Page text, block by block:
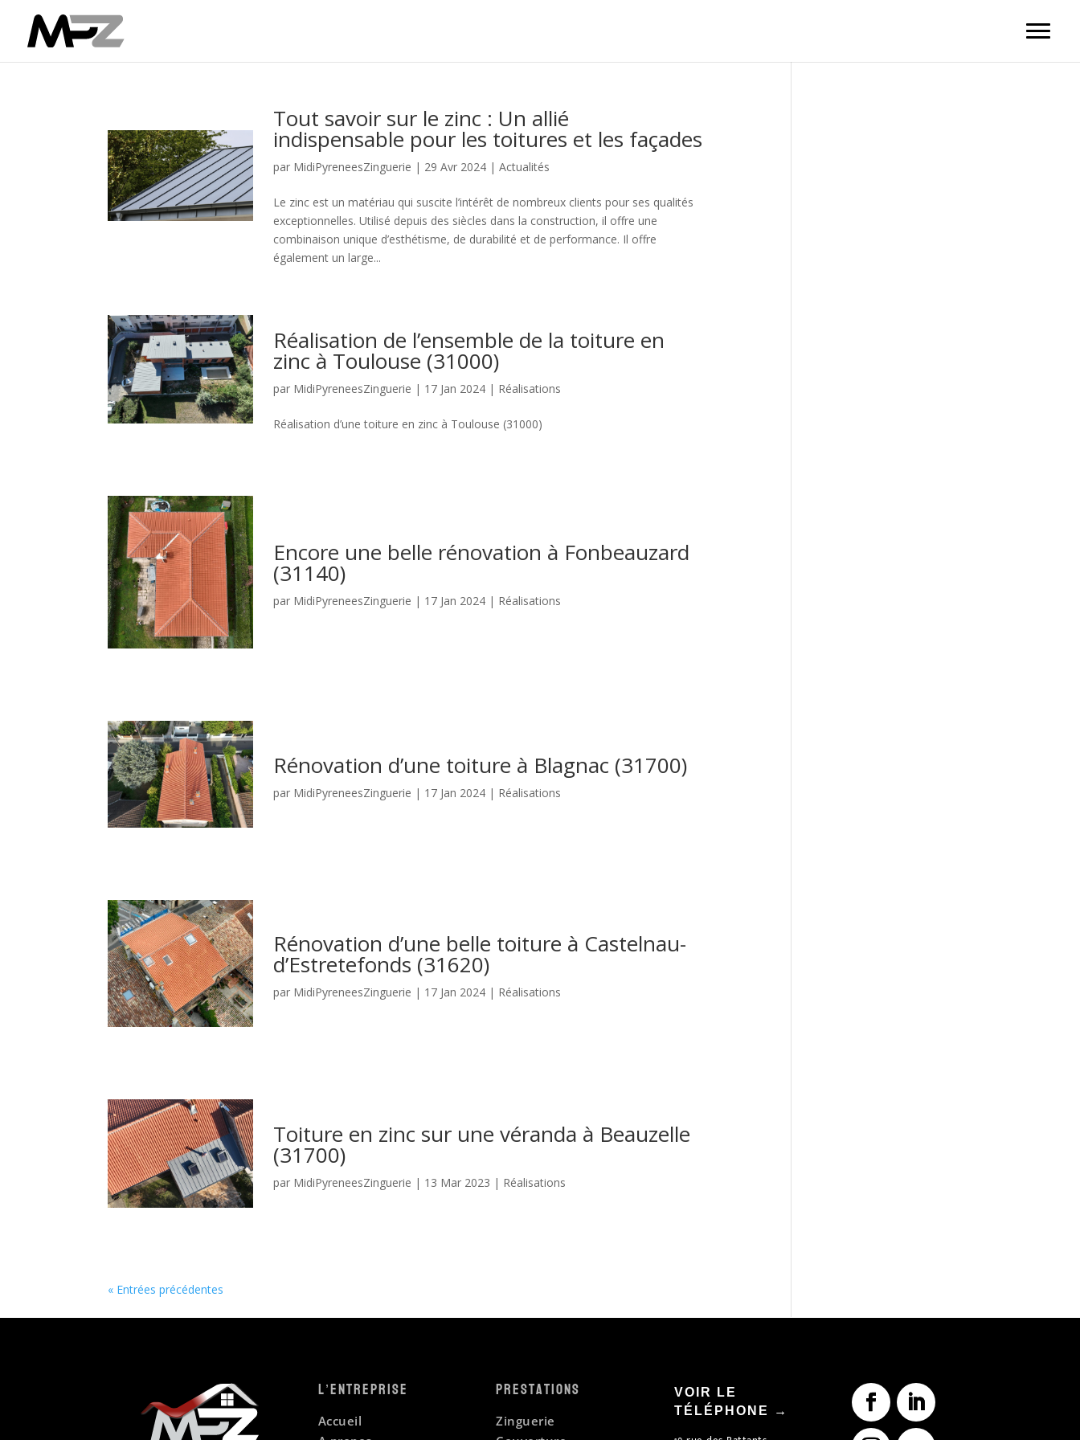
Tout savoir sur le zinc : Un allié
indispensable pour les toitures et les façades
par MidiPyreneesZinguerie | 29 Avr 2024 |Actualités
Le zinc est un matériau qui suscite l’intérêt de nombreux clients pour ses qualités
exceptionnelles. Utilisé depuis des siècles dans la construction, il offre une
combinaison unique d’esthétisme, de durabilité et de performance. Il offre
également un large...
Réalisation de l’ensemble de la toiture en
zinc à Toulouse (31000)
par MidiPyreneesZinguerie | 17 Jan 2024 | Réalisations
Réalisation d’une toiture en zinc à Toulouse (31000)
Encore une belle rénovation à Fonbeauzard
(31140)
par MidiPyreneesZinguerie | 17 Jan 2024 | Réalisations
Rénovation d’une toiture à Blagnac (31700)
par MidiPyreneesZinguerie | 17 Jan 2024 | Réalisations
Rénovation d’une belle toiture à Castelnau-
d’Estretefonds (31620)
par MidiPyreneesZinguerie | 17 Jan 2024 | Réalisations
Toiture en zinc sur une véranda à Beauzelle
(31700)
par MidiPyreneesZinguerie | 13 Mar 2023 | Réalisations
« Entrées précédentes
L’entreprise
Accueil
Prestations
Zinguerie
VOIR LE
TÉLÉPHONE →